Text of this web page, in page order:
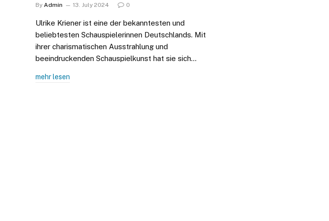
By Admin 13. July 2024 0
Ulrike Kriener ist eine der bekanntesten und
beliebtesten Schauspielerinnen Deutschlands. Mit
ihrer charismatischen Ausstrahlung und
beeindruckenden Schauspielkunst hat sie sich…
mehr lesen